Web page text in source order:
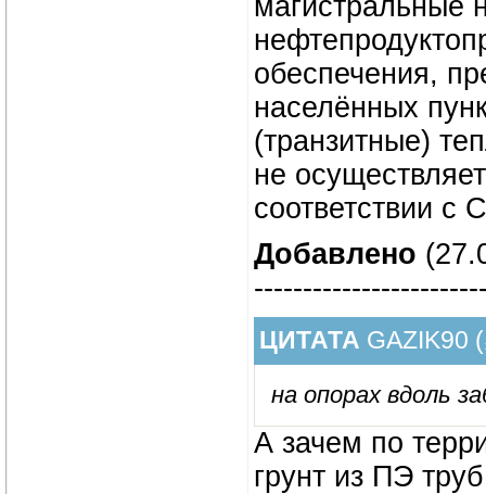
магистральные
обеспечения,
населённых
(транзитные)
не
соответствии с
Добавлено
ЦИТАТА GAZIK90 (
на опорах вдоль
А зачем по
грунт из ПЭ